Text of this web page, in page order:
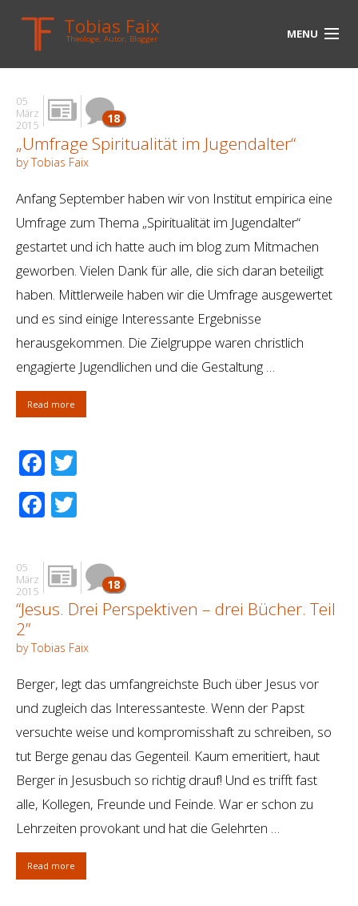
Tobias Faix
Theologe, Autor, Blogger MENU
HOME
BLOG
BIOGRAPHIE
UNTERWEGS
MEDIEN
KONTAKT
LINKS
05
März
2015
18
„Umfrage Spiritualität im Jugendalter“
by Tobias Faix
Anfang September haben wir von Institut empirica eine
Umfrage zum Thema „Spiritualität im Jugendalter“
gestartet und ich hatte auch im blog zum Mitmachen
geworben. Vielen Dank für alle, die sich daran beteiligt
haben. Mittlerweile haben wir die Umfrage ausgewertet
und es sind einige Interessante Ergebnisse
herausgekommen. Die Zielgruppe waren christlich
engagierte Jugendlichen und die Gestaltung …
Read more
Facebook
Facebook
05
März
2015
18
“Jesus. Drei Perspektiven – drei Bücher. Teil
2”
by Tobias Faix
Berger, legt das umfangreichste Buch über Jesus vor
und zugleich das Interessanteste. Wenn der Papst
versuchte weise und kompromisshaft zu schreiben, so
tut Berge genau das Gegenteil. Kaum emeritiert, haut
Berger in Jesusbuch so richtig drauf! Und es trifft fast
alle, Kollegen, Freunde und Feinde. War er schon zu
Lehrzeiten provokant und hat die Gelehrten …
Read more